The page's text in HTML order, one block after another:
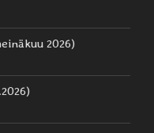
2026)